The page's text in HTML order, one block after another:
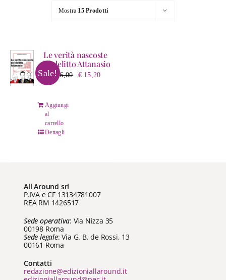
Le CollaneMostra 15 Prodotti
Sale!
Le verità nascoste
del delitto Attanasio
€16,00
Il
€15,20Il
Aggiungi
al
carrello
Dettagli
All Around srl
P.IVA e CF 13134781007
REA RM 1426517
Sede operativa: Via Nizza 35
00198 Roma
Sede legale: Via G. B. de Rossi, 13
00161 Roma
Contatti
redazione@edizioniallaround.it